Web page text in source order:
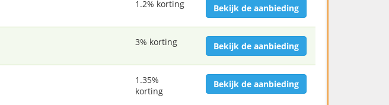
1.2% korting Bekijk de aanbieding
3% korting Bekijk de aanbieding
1.35%
korting
Bekijk de aanbieding